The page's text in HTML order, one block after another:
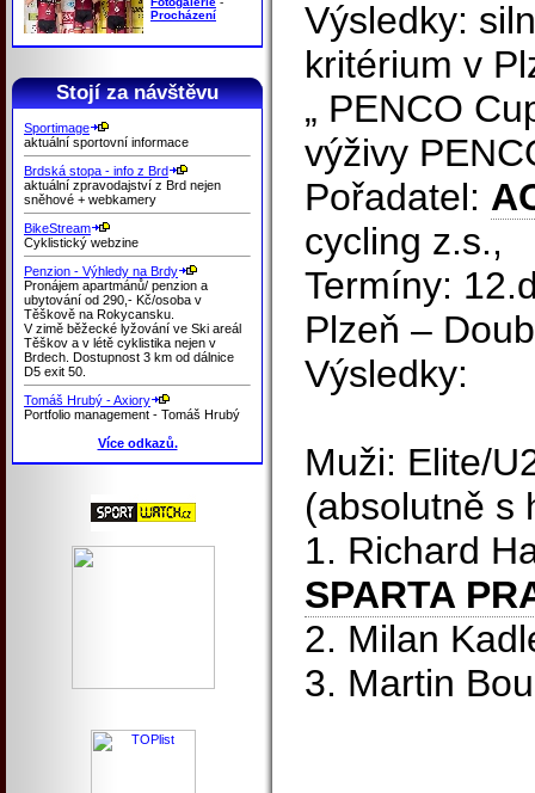
Procházení
Stojí za návštěvu
Sportimage
aktuální sportovní informace
Brdská stopa - info z Brd
aktuální zpravodajství z Brd nejen
sněhové + webkamery
BikeStream
Cyklistický webzine
Penzion - Výhledy na Brdy
Pronájem apartmánů/ penzion a
ubytování od 290,- Kč/osoba v
Těškově na Rokycansku.
V zimě běžecké lyžování ve Ski areál
Těškov a v létě cyklistika nejen v
Brdech. Dostupnost 3 km od dálnice
D5 exit 50.
Tomáš Hrubý - Axiory
Portfolio management - Tomáš Hrubý
Více odkazů.
Výsledky:
kritérium v
„ PENCO
výživy
Pořadatel:
cycling z.s.,
Termíny:
Plzeň –
Výsledky:
Muži: Elite/
(absolutně s
1. Richard
SPARTA
2. Milan
3. Martin